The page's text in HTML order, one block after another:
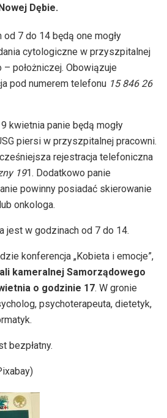
Dębie.
7 do 14 będą one mogły
cytologiczne w przyszpitalnej
położniczej. Obowiązuje
pod numerem telefonu 15 846 26
kwietnia panie będą mogły
piersi w przyszpitalnej pracowni.
rejestracja telefoniczna
191. Dodatkowo panie
powinny posiadać skierowanie
onkologa.
jest w godzinach od 7 do 14.
konferencja „Kobieta i emocje”,
kameralnej Samorządowego
o godzinie 17. W gronie
psychoterapeuta, dietetyk,
bezpłatny.